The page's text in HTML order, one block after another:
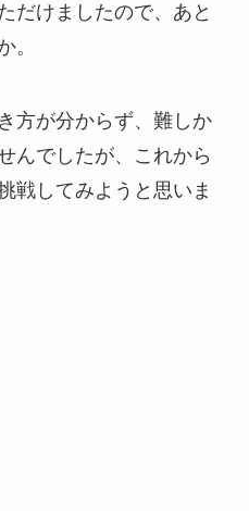
だけましたので、あと
。
方が分からず、難しか
んでしたが、これから
戦してみようと思いま